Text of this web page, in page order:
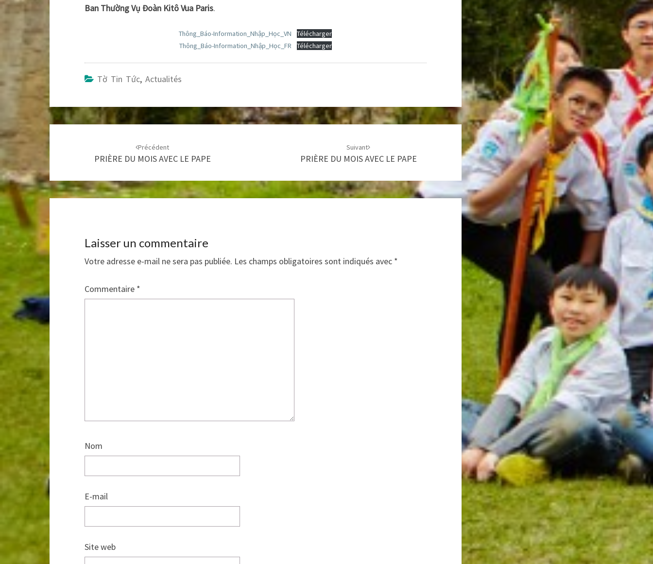
Ban Thường Vụ Đoàn Kitô Vua Paris.
Thông_Báo-Information_Nhập_Học_VN
Télécharger
Thông_Báo-Information_Nhập_Học_FR
Télécharger
Tờ Tin Tức, Actualités
Navigation
d'article
Précédent
PRIÈRE DU MOIS AVEC LE PAPE
Suivant
PRIÈRE DU MOIS AVEC LE PAPE
Laisser un commentaire
Votre adresse e-mail ne sera pas publiée. Les champs obligatoires sont indiqués avec *
Commentaire *
Nom
E-mail
Site web